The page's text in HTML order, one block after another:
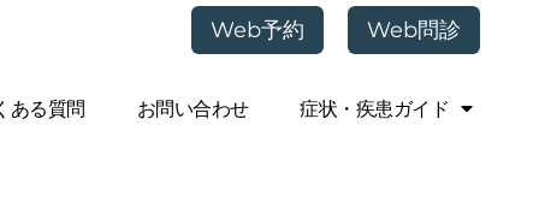
Web予約 Web問診
ある質問 お問い合わせ 症状・疾患ガイド